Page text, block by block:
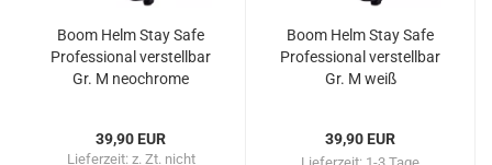
Boom Helm Stay Safe
Professional verstellbar
Gr. M neochrome
39,90 EUR
Lieferzeit: z. Zt. nicht
Boom Helm Stay Safe
Professional verstellbar
Gr. M weiß
39,90 EUR